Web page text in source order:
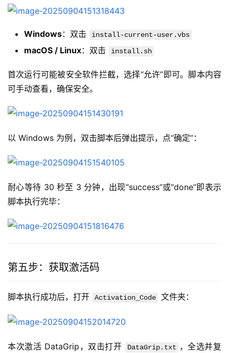
Windows：双击 install-current-user.vbs
macOS / Linux：双击 install.sh
首次运行可能被安全软件拦截，选择“允许”即可。脚本内容
可手动查看，确保安全。
以 Windows 为例，双击脚本后弹出提示，点“确定”：
耐心等待 30 秒至 3 分钟，出现“success”或“done”即表示
脚本执行完毕：
第五步：获取激活码
脚本执行成功后，打开 Activation_Code 文件夹：
本次激活 DataGrip，双击打开 DataGrip.txt ，全选并复